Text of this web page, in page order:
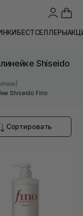
БЕСТСЕЛЛЕРЫ
Shiseido
Shiseido Fino
Сортировать